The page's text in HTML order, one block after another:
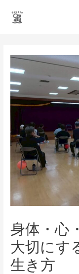
身体・心
大切にす
生き方
ナ
シ
ン